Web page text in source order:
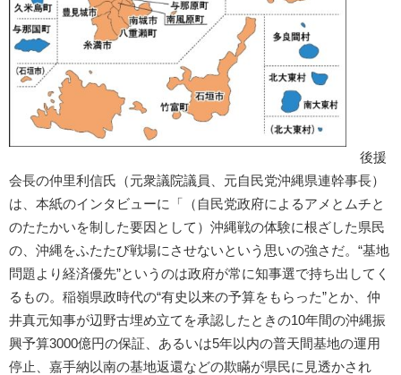
後援
会長の仲里利信氏（元衆議院議員、元自民党沖縄県連幹事長）
は、本紙のインタビューに「（自民党政府によるアメとムチと
のたたかいを制した要因として）沖縄戦の体験に根ざした県民
の、沖縄をふたたび戦場にさせないという思いの強さだ。“基地
問題より経済優先”というのは政府が常に知事選で持ち出してく
るもの。稲嶺県政時代の“有史以来の予算をもらった”とか、仲
井真元知事が辺野古埋め立てを承認したときの10年間の沖縄振
興予算3000億円の保証、あるいは5年以内の普天間基地の運用
停止、嘉手納以南の基地返還などの欺瞞が県民に見透かされ